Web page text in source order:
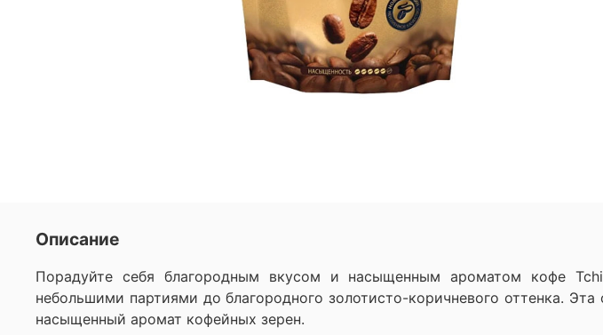
Описание
Порадуйте себя благородным вкусом и насыщенным ароматом кофе
небольшими партиями до благородного золотисто-коричневого оттенка.
насыщенный аромат кофейных зерен.